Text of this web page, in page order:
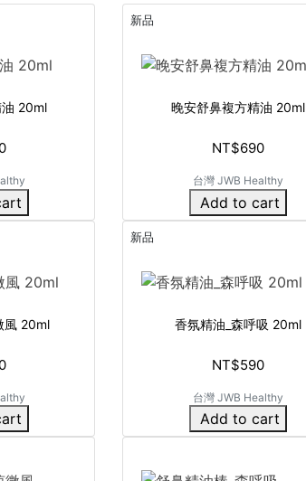
20ml
新品
晚安舒鼻複方精油 20ml
NT$690
台灣 JWB Healthy
Add to cart
風 20ml
新品
香氛精油_森呼吸 20ml
NT$590
台灣 JWB Healthy
Add to cart